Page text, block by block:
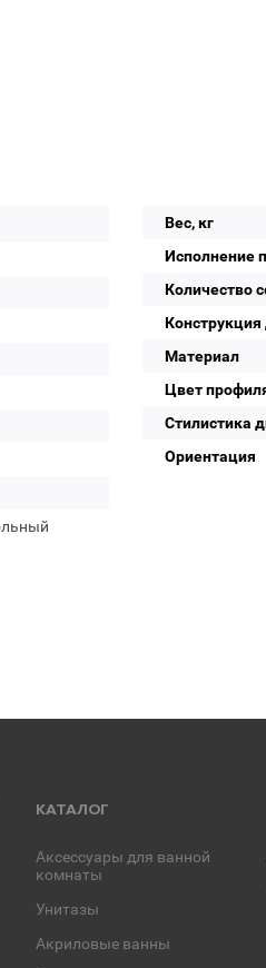
Вес, кг
Исполнение
Количество
Конструкция
Материал
Цвет
Стилистика
Ориентация
КАТАЛОГ
Аксессуары для ванной
комнаты
Унитазы
Акриловые ванны